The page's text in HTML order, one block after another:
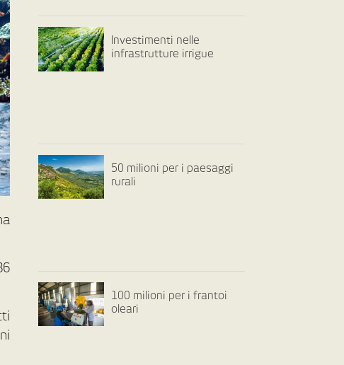
Investimenti nelle
infrastrutture irrigue
50 milioni per i paesaggi
rurali
100 milioni per i frantoi
oleari